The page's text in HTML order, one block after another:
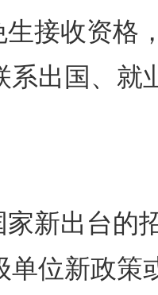
生接收资格
系出国、就
新出台的
单位新政策